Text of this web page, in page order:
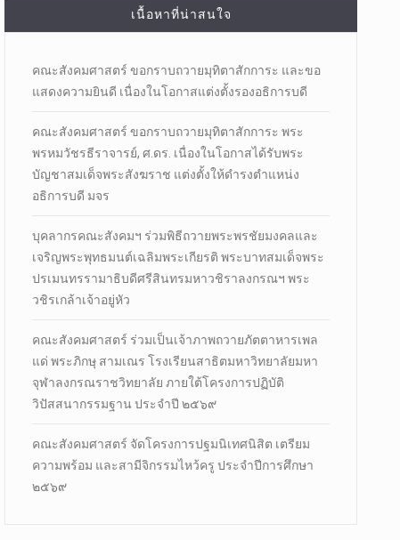
เนื้อหาที่น่าสนใจ
คณะสังคมศาสตร์ ขอกราบถวายมุทิตาสักการะ และขอ
แสดงความยินดี เนื่องในโอกาสแต่งตั้งรองอธิการบดี
คณะสังคมศาสตร์ ขอกราบถวายมุทิตาสักการะ พระ
พรหมวัชรธีราจารย์, ศ.ดร. เนื่องในโอกาสได้รับพระ
บัญชาสมเด็จพระสังฆราช แต่งตั้งให้ดำรงตำแหน่ง
อธิการบดี มจร
บุคลากรคณะสังคมฯ ร่วมพิธีถวายพระพรชัยมงคลและ
เจริญพระพุทธมนต์เฉลิมพระเกียรติ พระบาทสมเด็จพระ
ปรเมนทรรามาธิบดีศรีสินทรมหาวชิราลงกรณฯ พระ
วชิรเกล้าเจ้าอยู่หัว
คณะสังคมศาสตร์ ร่วมเป็นเจ้าภาพถวายภัตตาหารเพล
แด่ พระภิกษุ สามเณร โรงเรียนสาธิตมหาวิทยาลัยมหา
จุฬาลงกรณราชวิทยาลัย ภายใต้โครงการปฏิบัติ
วิปัสสนากรรมฐาน ประจำปี ๒๕๖๙
คณะสังคมศาสตร์ จัดโครงการปฐมนิเทศนิสิต เตรียม
ความพร้อม และสามีจิกรรมไหว้ครู ประจำปีการศึกษา
๒๕๖๙